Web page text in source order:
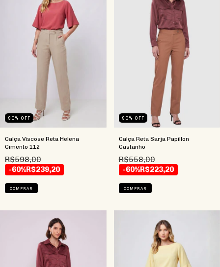
60% OFF
Calça Viscose Reta Helena
Cimento 112
R$598,00
-60%R$239,20
COMPRAR
60% OFF
Calça Reta Sarja Papillon
Castanho
R$558,00
-60%R$223,20
COMPRAR